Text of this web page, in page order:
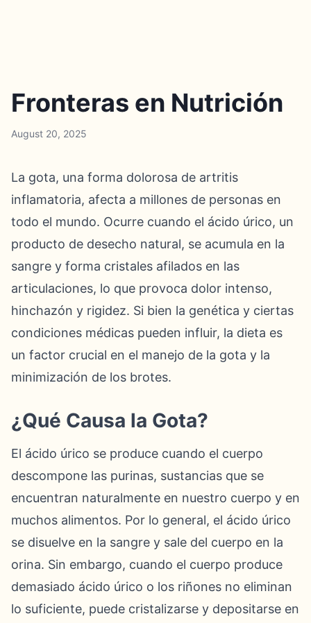
Fronteras en Nutrición
August 20, 2025
La gota, una forma dolorosa de artritis
inflamatoria, afecta a millones de personas en
todo el mundo. Ocurre cuando el ácido úrico, un
producto de desecho natural, se acumula en la
sangre y forma cristales afilados en las
articulaciones, lo que provoca dolor intenso,
hinchazón y rigidez. Si bien la genética y ciertas
condiciones médicas pueden influir, la dieta es
un factor crucial en el manejo de la gota y la
minimización de los brotes.
¿Qué Causa la Gota?
El ácido úrico se produce cuando el cuerpo
descompone las purinas, sustancias que se
encuentran naturalmente en nuestro cuerpo y en
muchos alimentos. Por lo general, el ácido úrico
se disuelve en la sangre y sale del cuerpo en la
orina. Sin embargo, cuando el cuerpo produce
demasiado ácido úrico o los riñones no eliminan
lo suficiente, puede cristalizarse y depositarse en